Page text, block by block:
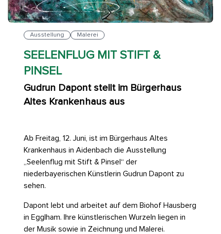
Ausstellung Malerei
SEELENFLUG MIT STIFT &
PINSEL
Gudrun Dapont stellt im Bürgerhaus
Altes Krankenhaus aus
Ab Freitag, 12. Juni, ist im Bürgerhaus Altes
Krankenhaus in Aidenbach die Ausstellung
„Seelenflug mit Stift & Pinsel“ der
niederbayerischen Künstlerin Gudrun Dapont zu
sehen.
Dapont lebt und arbeitet auf dem Biohof Hausberg
in Egglham. Ihre künstlerischen Wurzeln liegen in
der Musik sowie in Zeichnung und Malerei.